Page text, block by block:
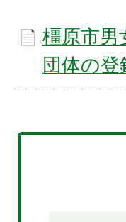
橿原市男
団体の登